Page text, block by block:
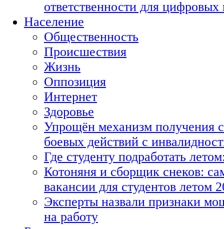
ответственности для
Население
Общественность
Происшествия
Жизнь
Оппозиция
Интернет
Здоровье
Упрощён механизм получения
боевых действий с
Где студенту подработать
Котоняня и сборщик снеков:
вакансии для студентов летом
Эксперты назвали признаки
на работу